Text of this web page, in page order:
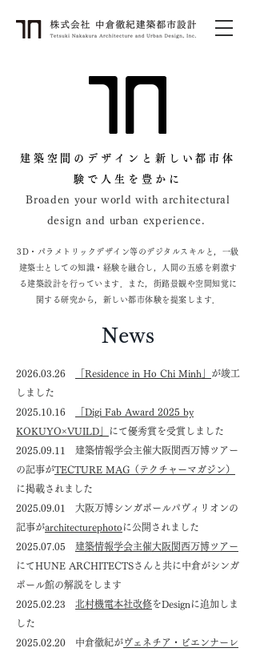
建築空間のデザインと新しい都市体
験で人生を豊かに
Broaden your world with architectural
design and urban experience.
3D・パラメトリッ クデザイン等のデジタルスキルと，一級
建築士としての知識・経験を融合し，人間の五感を刺激す
る建築設計を行っています．また，街路景観や空間知覚に
関する研究から，新しい都市体験を提案します．
News
2026.03.26 「Residence in Ho Chi Minh」 が竣工
しました
2025.10.16
「Digi Fab Award 2025 by
KOKUYO×VUILD」
にて優秀賞を受賞しました
2025.09.11
建築情報学会主催大阪関西万博ツアー
の記事がTECTURE MAG（テクチャーマガジン）
に掲載されました
2025.09.01
大阪万博シンガポールパヴィリオンの
記事がarchitecturephoto に公開されました
2025.07.05
建築情報学会主催大阪関西万博ツアー
にてHUNE ARCHITECTSさんと共に中倉がシンガ
ポール館の解説をします
2025.02.23
北村機電本社改修をDesignに追加しま
した
2025.02.20 中倉徹紀がヴェネチア・ビエンナーレ